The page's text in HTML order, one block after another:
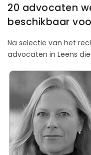
20 advocaten
beschikbaar
Na selectie van het
advocaten in Leens